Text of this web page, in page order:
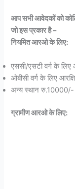
आप सभी आवेदकों को
जो इस प्रकार है –
नियमित आरओ के लिए:
एससी/एसटी वर्ग के
ओबीसी वर्ग के लिए
अन्य स्थान रु.10000/-
ग्रामीण आरओ के लिए: